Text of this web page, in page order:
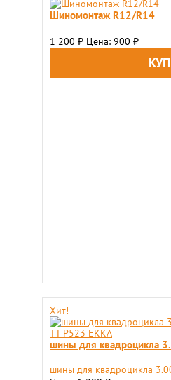
Шиномонтаж R12/R14
1 200 ₽ Цена: 900 ₽
Хит!
шины для квадроцикла
шины для квадроцикла